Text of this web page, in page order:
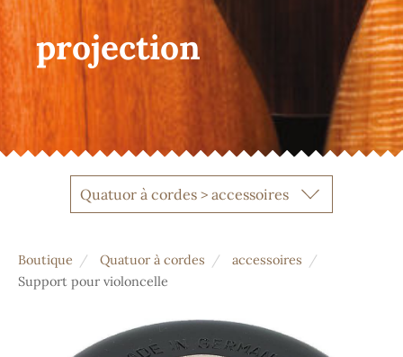
projection
Quatuor à cordes > accessoires
Boutique Quatuor à cordes
accessoires
Support pour violoncelle